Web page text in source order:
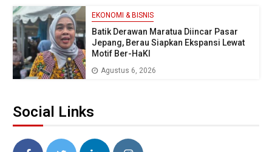
EKONOMI & BISNIS
Batik Derawan Maratua Diincar Pasar
Jepang, Berau Siapkan Ekspansi Lewat
Motif Ber-HaKI
Agustus 6, 2026
Social Links